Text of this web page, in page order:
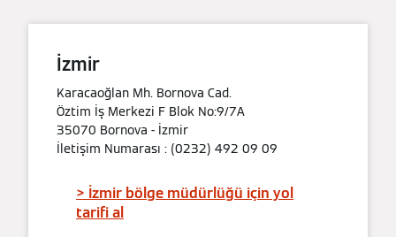
İzmir
Karacaoğlan Mh. Bornova Cad.
Öztim İş Merkezi F Blok No:9/7A
35070 Bornova - İzmir
İletişim Numarası : (0232) 492 09 09
> İzmir bölge müdürlüğü için yol
tarifi al